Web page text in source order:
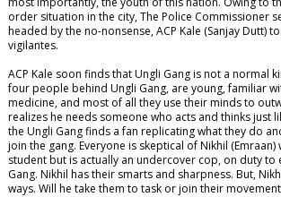
order situation in the city, The Police Commissioner
headed by the no-nonsense, ACP Kale (Sanjay Dutt)
vigilantes.
ACP Kale soon finds that Ungli Gang is not a normal
four people behind Ungli Gang, are young, familiar
medicine, and most of all they use their minds to
realizes he needs someone who acts and thinks just
the Ungli Gang finds a fan replicating what they do
join the gang. Everyone is skeptical of Nikhil (Emraan)
student but is actually an undercover cop, on duty to
Gang. Nikhil has their smarts and sharpness. But,
ways. Will he take them to task or join their